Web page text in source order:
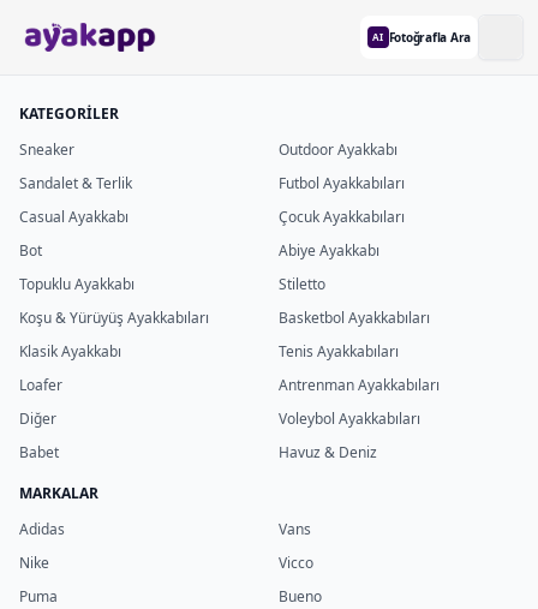
AI Fotoğrafla Ara
KATEGORİLER
Sneaker
Sandalet & Terlik
Casual Ayakkabı
Bot
Topuklu Ayakkabı
Koşu & Yürüyüş Ayakkabıları
Klasik Ayakkabı
Loafer
Diğer
Babet
Outdoor Ayakkabı
Futbol Ayakkabıları
Çocuk Ayakkabıları
Abiye Ayakkabı
Stiletto
Basketbol Ayakkabıları
Tenis Ayakkabıları
Antrenman Ayakkabıları
Voleybol Ayakkabıları
Havuz & Deniz
MARKALAR
Adidas
Nike
Puma
Vans
Vicco
Bueno